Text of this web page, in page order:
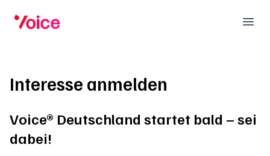
Voice
Interesse anmelden
Voice® Deutschland startet bald – sei
dabei!